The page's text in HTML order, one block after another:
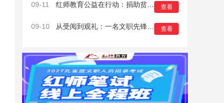
09-11 查看
09-10 查看